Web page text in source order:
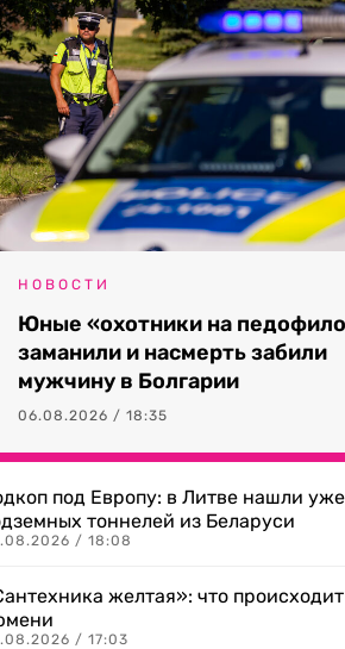
НОВОСТИ
Юные «охотники на
заманили и насмерть забили
мужчину в Болгарии
06.08.2026 / 18:35
под Европу: в Литве нашли
тоннелей из Беларуси
/ 18:08
желтая»: что
/ 17:03